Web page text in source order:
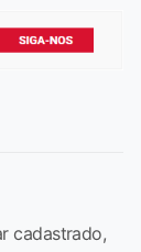
cadastrado,